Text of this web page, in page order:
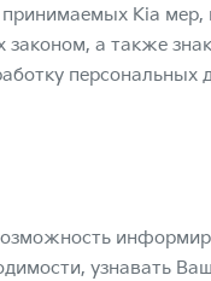
Kia
законом, а также
узнавать